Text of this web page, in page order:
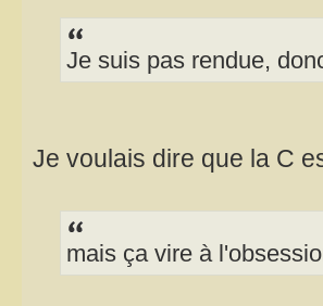
Je suis pas rendue,
Je voulais dire que la C
mais ça vire à